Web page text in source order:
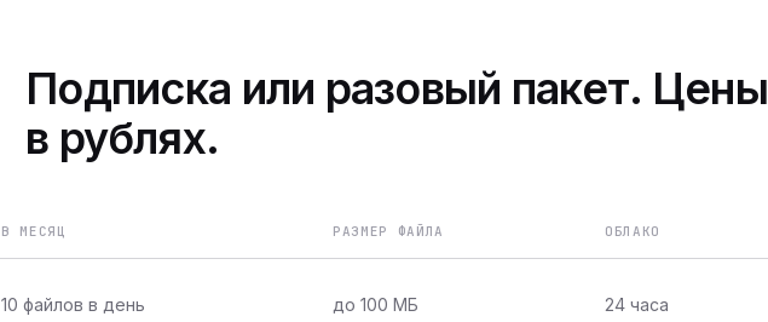
Подписка или разовый пакет. Цены
в рублях.
В МЕСЯЦ РАЗМЕР ФАЙЛА ОБЛАКО
10 файлов в день до 100 МБ 24 часа